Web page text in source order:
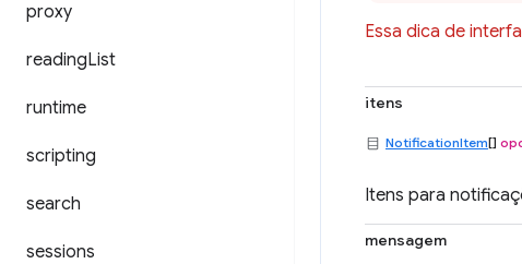
proxy
readingList
runtime
scripting
search
sessions
Essa dica de
itens
NotificationItem[]
Itens para
mensagem